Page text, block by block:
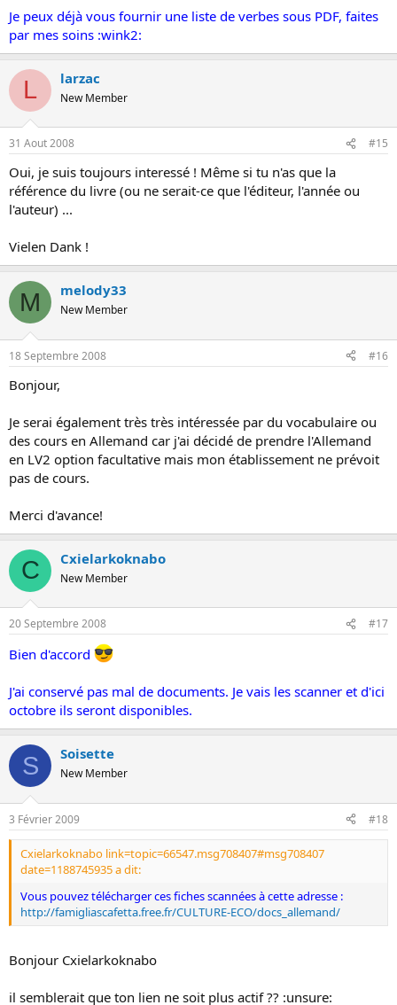
Je peux déjà vous fournir une liste de verbes sous PDF, faites
par mes soins :wink2:
L larzac
New Member
31 Aout 2008 #15
Oui, je suis toujours interessé ! Même si tu n'as que la
référence du livre (ou ne serait-ce que l'éditeur, l'année ou
l'auteur) ...
Vielen Dank !
M melody33
New Member
18 Septembre 2008 #16
Bonjour,
Je serai également très très intéressée par du vocabulaire ou
des cours en Allemand car j'ai décidé de prendre l'Allemand
en LV2 option facultative mais mon établissement ne prévoit
pas de cours.
Merci d'avance!
C Cxielarkoknabo
New Member
20 Septembre 2008 #17
Bien d'accord
J'ai conservé pas mal de documents. Je vais les scanner et d'ici
octobre ils seront disponibles.
S Soisette
New Member
3 Février 2009 #18
Cxielarkoknabo link=topic=66547.msg708407#msg708407
date=1188745935 a dit:
Vous pouvez télécharger ces fiches scannées à cette adresse :
http://famigliascafetta.free.fr/CULTURE-ECO/docs_allemand/
Bonjour Cxielarkoknabo
il semblerait que ton lien ne soit plus actif ?? :unsure: